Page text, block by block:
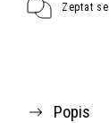
Zeptat se
Popis